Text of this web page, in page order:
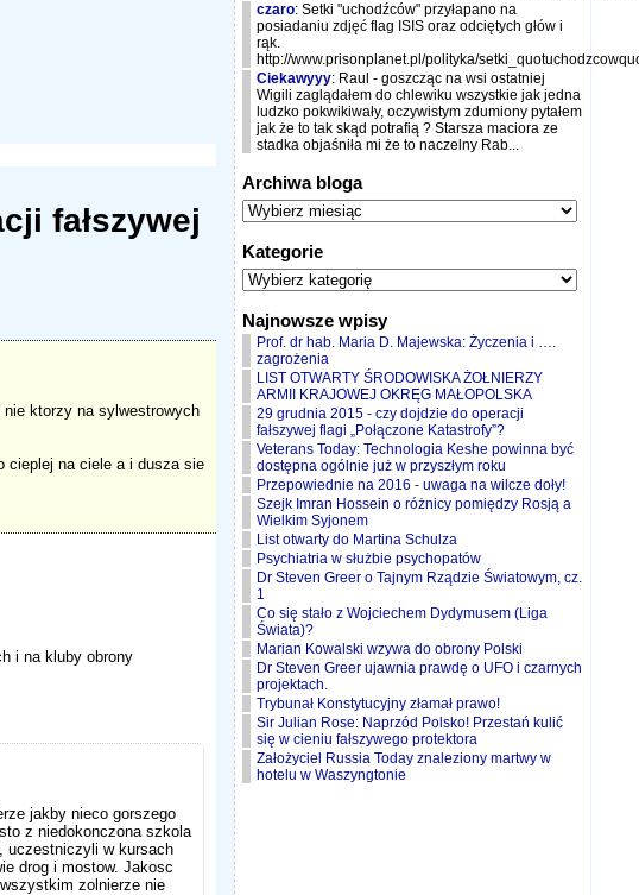
fałszywej
nie ktorzy na sylwestrowych
cieplej na ciele a i dusza sie
i na kluby obrony
jakby nieco gorszego
z niedokonczona szkola
uczestniczyli w kursach
drog i mostow. Jakosc
zolnierze nie
czaro: Setki "uchodźców" przyłapano na
posiadaniu zdjęć flag ISIS oraz odciętych głów i
rąk.
http://www.prisonplanet.pl/polityka/
Ciekawyyy: Raul - goszcząc na wsi ostatniej
Wigili zaglądałem do chlewiku wszystkie jak jedna
ludzko pokwikiwały, oczywistym zdumiony pytałem
jak że to tak skąd potrafią ? Starsza maciora ze
stadka objaśniła mi że to naczelny Rab...
Archiwa bloga
Kategorie
Najnowsze wpisy
Prof. dr hab. Maria D. Majewska: Życzenia i ….
zagrożenia
LIST OTWARTY ŚRODOWISKA ŻOŁNIERZY
ARMII KRAJOWEJ OKRĘG MAŁOPOLSKA
29 grudnia 2015 - czy dojdzie do operacji
fałszywej flagi „Połączone Katastrofy”?
Veterans Today: Technologia Keshe powinna być
dostępna ogólnie już w przyszłym roku
Przepowiednie na 2016 - uwaga na wilcze doły!
Szejk Imran Hossein o różnicy pomiędzy Rosją a
Wielkim Syjonem
List otwarty do Martina Schulza
Psychiatria w służbie psychopatów
Dr Steven Greer o Tajnym Rządzie Światowym, cz.
1
Co się stało z Wojciechem Dydymusem (Liga
Świata)?
Marian Kowalski wzywa do obrony Polski
Dr Steven Greer ujawnia prawdę o UFO i czarnych
projektach.
Trybunał Konstytucyjny złamał prawo!
Sir Julian Rose: Naprzód Polsko! Przestań kulić
się w cieniu fałszywego protektora
Założyciel Russia Today znaleziony martwy w
hotelu w Waszyngtonie